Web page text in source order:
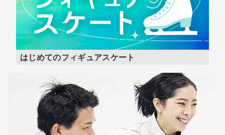
はじめてのフィギュアスケート